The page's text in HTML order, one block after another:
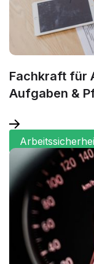
Fachkraft für
Aufgaben &